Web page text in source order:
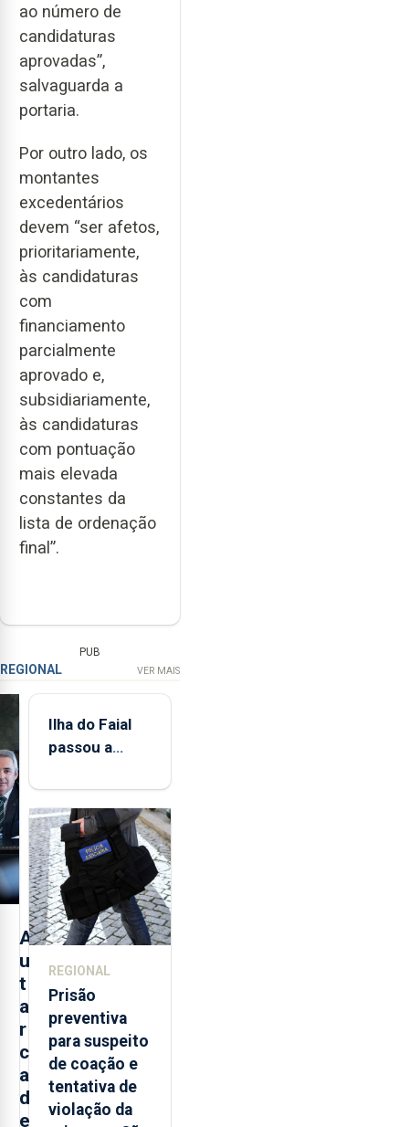
ao número de
candidaturas
aprovadas”,
salvaguarda a
portaria.
Por outro lado, os
montantes
excedentários
devem “ser afetos,
prioritariamente,
às candidaturas
com
financiamento
parcialmente
aprovado e,
subsidiariamente,
às candidaturas
com pontuação
mais elevada
constantes da
lista de ordenação
final”.
PUB
REGIONAL VER MAIS
A
u
t
a
r
c
a
d
e
Ilha do Faial
passou a
de
monitorização
de infrassons
dos Açores
REGIONAL
Prisão
preventiva
para suspeito
de coação e
tentativa de
violação da